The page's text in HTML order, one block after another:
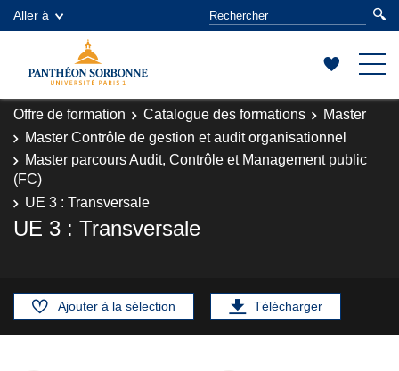
Aller à
Offre de formation Catalogue des formations
Master
Master Contrôle de gestion et audit organisationnel
Master parcours Audit, Contrôle et Management public
(FC)
UE 3 : Transversale
UE 3 : Transversale
Ajouter à la sélection Télécharger